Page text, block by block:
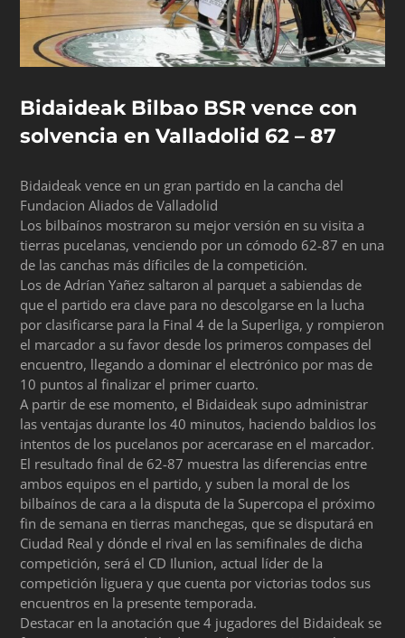
Bidaideak Bilbao BSR vence con
solvencia en Valladolid 62 – 87
Bidaideak vence en un gran partido en la cancha del
Fundacion Aliados de Valladolid
Los bilbaínos mostraron su mejor versión en su visita a
tierras pucelanas, venciendo por un cómodo 62-87 en una
de las canchas más díficiles de la competición.
Los de Adrían Yañez saltaron al parquet a sabiendas de
que el partido era clave para no descolgarse en la lucha
por clasificarse para la Final 4 de la Superliga, y rompieron
el marcador a su favor desde los primeros compases del
encuentro, llegando a dominar el electrónico por mas de
10 puntos al finalizar el primer cuarto.
A partir de ese momento, el Bidaideak supo administrar
las ventajas durante los 40 minutos, haciendo baldios los
intentos de los pucelanos por acercarase en el marcador.
El resultado final de 62-87 muestra las diferencias entre
ambos equipos en el partido, y suben la moral de los
bilbaínos de cara a la disputa de la Supercopa el próximo
fin de semana en tierras manchegas, que se disputará en
Ciudad Real y dónde el rival en las semifinales de dicha
competición, será el CD Ilunion, actual líder de la
competición liguera y que cuenta por victorias todos sus
encuentros en la presente temporada.
Destacar en la anotación que 4 jugadores del Bidaideak se